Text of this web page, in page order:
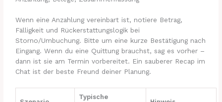
Wenn eine Anzahlung vereinbart ist, notiere Betrag,
Fälligkeit und Rückerstattungslogik bei
Storno/Umbuchung. Bitte um eine kurze Bestätigung nach
Eingang. Wenn du eine Quittung brauchst, sag es vorher –
dann ist sie am Termin vorbereitet. Ein sauberer Recap im
Chat ist der beste Freund deiner Planung.
Typische